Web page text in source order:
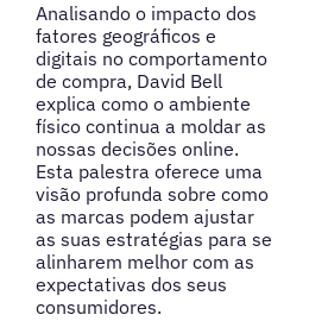
Analisando o impacto dos
fatores geográficos e
digitais no comportamento
de compra, David Bell
explica como o ambiente
físico continua a moldar as
nossas decisões online.
Esta palestra oferece uma
visão profunda sobre como
as marcas podem ajustar
as suas estratégias para se
alinharem melhor com as
expectativas dos seus
consumidores.